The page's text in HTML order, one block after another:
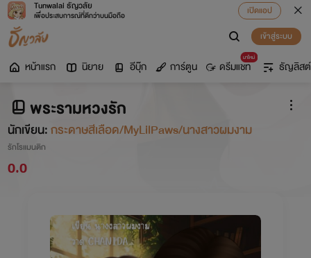
Tunwalai ธัญวลัย
เพื่อประสบการณ์ที่ดีกว่าบนมือถือ
เปิดแอป
เข้าสู่ระบบ
หน้าแรก นิยาย อีบุ๊ก การ์ตูน
มาใหม่
ดรีมแชท ธัญลิสต์
พระรามหวงรัก
นักเขียน:กระดาษสีเลือด/MyLilPaws/นางสาวผมงาม
รักโรแมนติก
0.0